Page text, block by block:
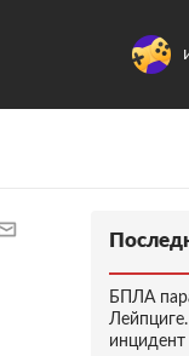
БПЛА
инцидент